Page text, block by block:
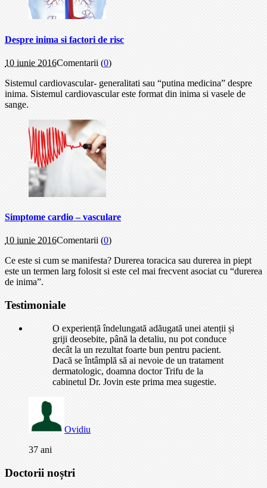
Despre inima si factori de risc
10 iunie 2016Comentarii (0)
Sistemul cardiovascular- generalitati sau “putina medicina” despre
inima. Sistemul cardiovascular este format din inima si vasele de
sange.
Simptome cardio – vasculare
10 iunie 2016Comentarii (0)
Ce este si cum se manifesta? Durerea toracica sau durerea in piept
este un termen larg folosit si este cel mai frecvent asociat cu “durerea
de inima”.
Testimoniale
O experiență îndelungată adăugată unei atenții și
griji deosebite, până la detaliu, nu pot conduce
decât la un rezultat foarte bun pentru pacient.
Dacă se întâmplă să ai nevoie de un tratament
dermatologic, doamna doctor Trifu de la
cabinetul Dr. Jovin este prima mea sugestie.
Ovidiu
37 ani
Doctorii noștri